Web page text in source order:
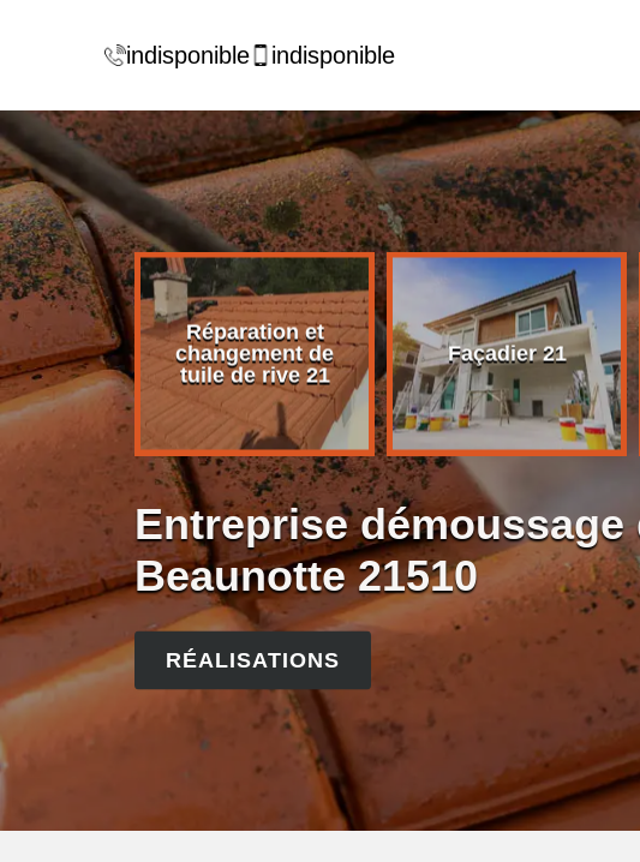
indisponible indisponible
de
21
Réparation et
changement de
tuile de rive 21
Façadier 21
Entreprise
Beaunotte 21510
RÉALISATIONS